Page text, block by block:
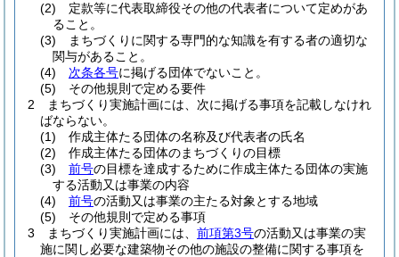
(2)
定款等に代表取締役その他の代表者について定めがあ
ること。
(3)
まちづくりに関する専門的な知識を有する者の適切な
関与があること。
(4)
次条各号に掲げる団体でないこと。
(5)
その他規則で定める要件
2
まちづくり実施計画には、次に掲げる事項を記載しなけれ
ばならない。
(1)
作成主体たる団体の名称及び代表者の氏名
(2)
作成主体たる団体のまちづくりの目標
(3)
前号の目標を達成するために作成主体たる団体の実施
する活動又は事業の内容
(4)
前号の活動又は事業の主たる対象とする地域
(5)
その他規則で定める事項
3
まちづくり実施計画には、 前項第3号の活動又は事業の実
施に関し必要な建築物その他の施設の整備に関する事項を